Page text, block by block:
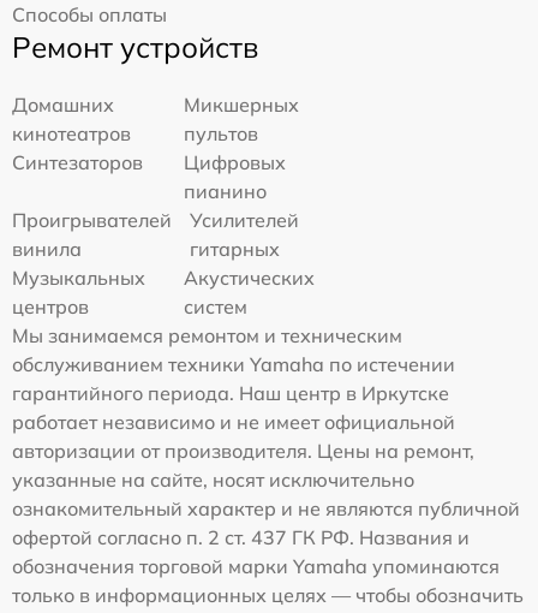
Способы оплаты
Ремонт устройств
Домашних
кинотеатров
Микшерных
пультов
Синтезаторов
Цифровых
пианино
Проигрывателей
винила
Усилителей
гитарных
Музыкальных
центров
Акустических
систем
Мы занимаемся ремонтом и техническим
обслуживанием техники Yamaha по истечении
гарантийного периода. Наш центр в Иркутске
работает независимо и не имеет официальной
авторизации от производителя. Цены на ремонт,
указанные на сайте, носят исключительно
ознакомительный характер и не являются публичной
офертой согласно п. 2 ст. 437 ГК РФ. Названия и
обозначения торговой марки Yamaha упоминаются
только в информационных целях — чтобы обозначить